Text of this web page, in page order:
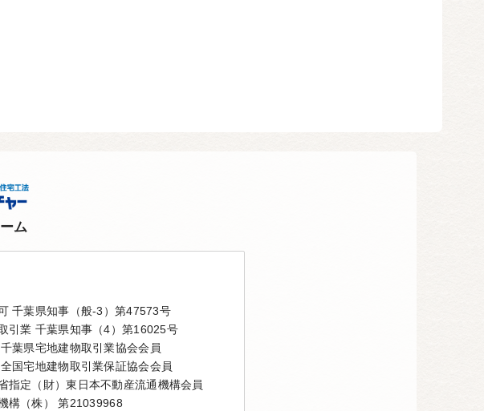
ム
千葉県知事（般-3）第47573号
引業 千葉県知事（4）第16025号
葉県宅地建物取引業協会会員
国宅地建物取引業保証協会会員
指定（財）東日本不動産流通機構会員
構（株） 第21039968